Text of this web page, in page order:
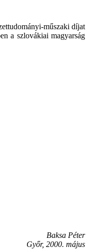
műszaki díjat
a szlovákiai magyarság
Baksa Péter
Győr, 2000. május